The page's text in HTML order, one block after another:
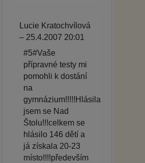
Lucie Kratochvílová
– 25.4.2007 20:01
#5#Vaše
přípravné testy mi
pomohli k dostání
na
gymnázium!!!!!Hlásila
jsem se Nad
Štolu!!!celkem se
hlásilo 146 dětí a
já získala 20-23
místo!!!!především